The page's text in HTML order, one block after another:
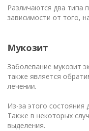
Различаются два типа
зависимости от того,
Мукозит
Заболевание мукозит
также является
лечении.
Из-за этого состояния
Также в некоторых
выделения.